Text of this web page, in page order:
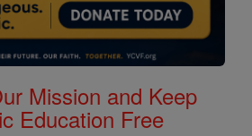
Mission and Keep
Education Free